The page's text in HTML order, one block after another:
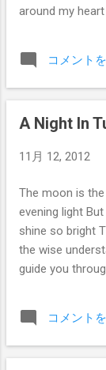
around my
コメント
A Night In
11月 12, 2012
The moon is
evening light
shine so bright
the wise
guide you
ages old The
day brings
nights are filled
コメント